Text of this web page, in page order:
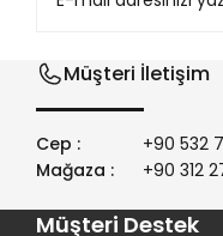
Müşteri İletişim
Cep :
+90 532
Mağaza :
+90 312
Müşteri Destek